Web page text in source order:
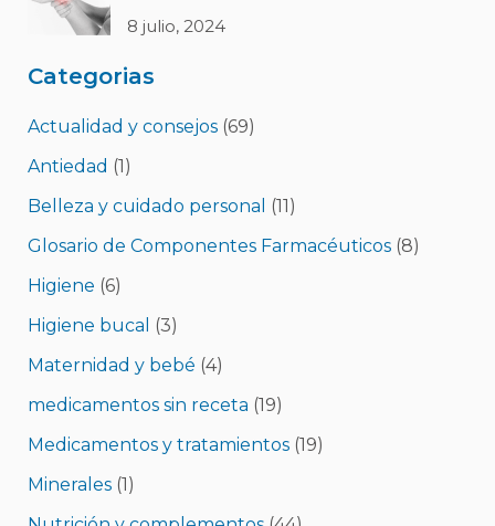
8 julio, 2024
Categorias
Actualidad y consejos(69)
Antiedad (1)
Belleza y cuidado personal (11)
Glosario de Componentes Farmacéuticos(8)
Higiene (6)
Higiene bucal (3)
Maternidad y bebé (4)
medicamentos sin receta (19)
Medicamentos y tratamientos(19)
Minerales(1)